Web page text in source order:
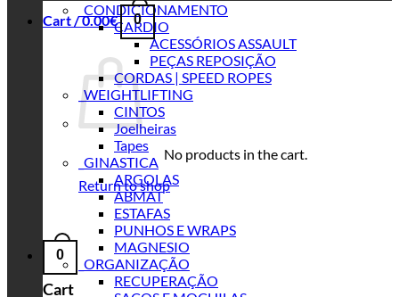
Cart /0.00€ 0
No products in the cart.
Return to shop
0
Cart
_CONDICIONAMENTO
CARDIO
ACESSÓRIOS ASSAULT
PEÇAS REPOSIÇÃO
CORDAS | SPEED ROPES
_WEIGHTLIFTING
CINTOS
Joelheiras
Tapes
_GINASTICA
ARGOLAS
ABMAT
ESTAFAS
PUNHOS E WRAPS
MAGNESIO
_ORGANIZAÇÃO
RECUPERAÇÃO